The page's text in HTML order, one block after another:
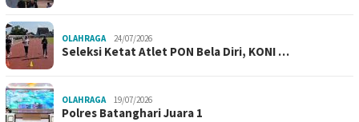
OLAHRAGA 24/07/2026
Seleksi Ketat Atlet PON Bela Diri, KONI …
OLAHRAGA 19/07/2026
Polres Batanghari Juara 1